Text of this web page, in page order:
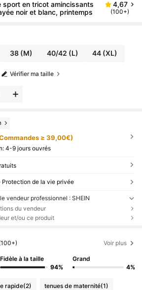
sport en tricot amincissants
noir et blanc, printemps
4,67
(100+)
38(M) 40/42 (L) 44 (XL)
Vérifier ma taille
≥ 39,00€)
4-9 jours ouvrés
Protection de la vie privée
vendeur professionnel : SHEIN
du vendeur
et/ou ce produit
Voir plus
Fidèle à la taille
94%
Grand
4%
rapide(2) tenues de maternité(1)